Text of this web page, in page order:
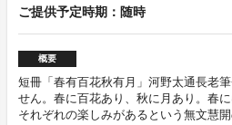
ご提供予定時期：随時
概要
短冊「春有百花秋有月」河野太通長老
せん。春に百花あり、秋に月あり。春
それぞれの楽しみがあるという無文慧開